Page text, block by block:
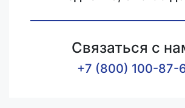
Связаться с
+7 (800) 100-87-